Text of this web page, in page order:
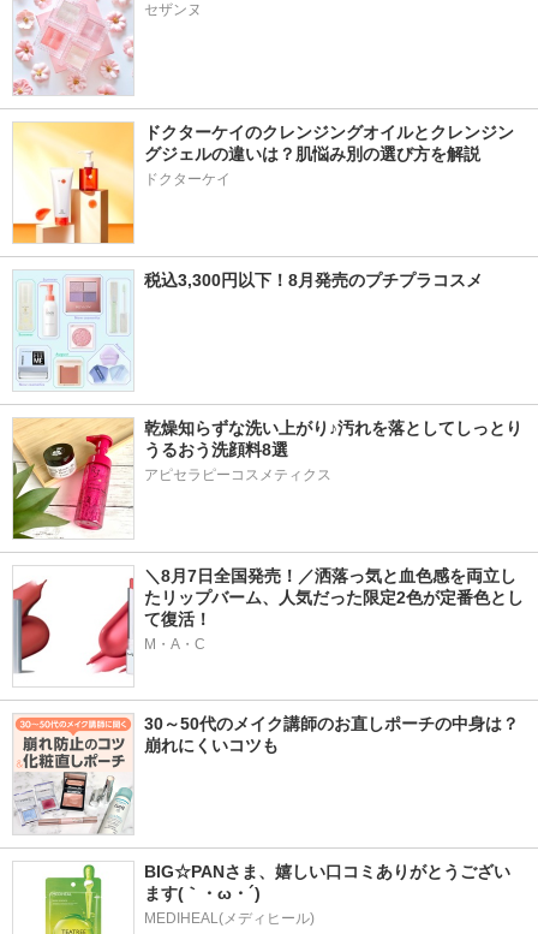
セザンヌ
ドクターケイのクレンジングオイルとクレンジン
グジェルの違いは？肌悩み別の選び方を解説
ドクターケイ
税込3,300円以下！8月発売のプチプラコスメ
乾燥知らずな洗い上がり♪汚れを落としてしっとり
うるおう洗顔料8選
アピセラピーコスメティクス
＼8月7日全国発売！／洒落っ気と血色感を両立し
たリップバーム、人気だった限定2色が定番色とし
て復活！
M・A・C
30～50代のメイク講師のお直しポーチの中身は？
崩れにくいコツも
BIG☆PANさま、嬉しい口コミありがとうござい
ます(｀・ω・´)
MEDIHEAL(メディヒール)